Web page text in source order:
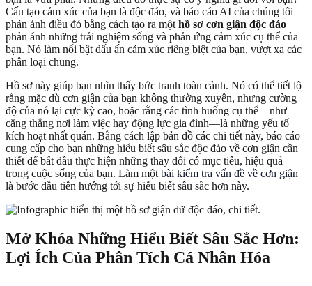
Cấu tạo cảm xúc của bạn là độc đáo, và báo cáo AI của chúng tôi
phản ánh điều đó bằng cách tạo ra một hồ sơ cơn giận độc đáo
phản ánh những trải nghiệm sống và phản ứng cảm xúc cụ thể của
bạn. Nó làm nổi bật dấu ấn cảm xúc riêng biệt của bạn, vượt xa các
phân loại chung.
Hồ sơ này giúp bạn nhìn thấy bức tranh toàn cảnh. Nó có thể tiết lộ
rằng mặc dù cơn giận của bạn không thường xuyên, nhưng cường
độ của nó lại cực kỳ cao, hoặc rằng các tình huống cụ thể—như
căng thẳng nơi làm việc hay động lực gia đình—là những yếu tố
kích hoạt nhất quán. Bằng cách lập bản đồ các chi tiết này, báo cáo
cung cấp cho bạn những hiểu biết sâu sắc độc đáo về cơn giận cần
thiết để bắt đầu thực hiện những thay đổi có mục tiêu, hiệu quả
trong cuộc sống của bạn. Làm một bài kiểm tra vấn đề về cơn giận
là bước đầu tiên hướng tới sự hiểu biết sâu sắc hơn này.
Mở Khóa Những Hiểu Biết Sâu Sắc Hơn:
Lợi Ích Của Phân Tích Cá Nhân Hóa